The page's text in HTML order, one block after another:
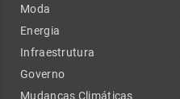
Moda
Energia
Infraestrutura
Governo
Mudanças Climáticas